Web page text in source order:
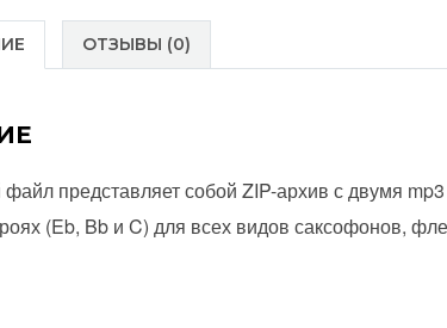
ОТЗЫВЫ (0)
представляет собой ZIP-архив с двумя
(Eb, Bb и C) для всех видов саксофонов,